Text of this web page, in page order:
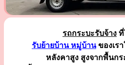
รถกระบะรับจ้าง ที่
รับย้ายบ้าน หมู่บ้านของเร
หลังคาสูง สูงจากพื้นกร